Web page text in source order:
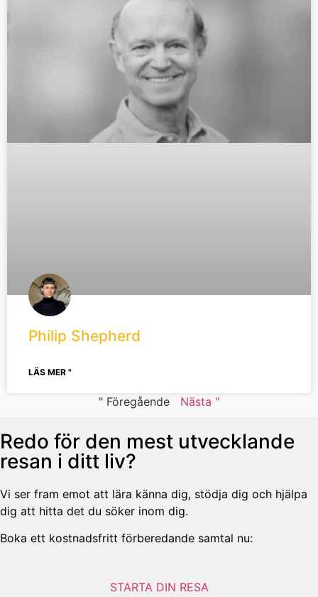
Philip Shepherd
LÄS MER "
" Föregående Nästa "
Redo för den mest utvecklande
resan i ditt liv?
Vi ser fram emot att lära känna dig, stödja dig och hjälpa
dig att hitta det du söker inom dig.
Boka ett kostnadsfritt förberedande samtal nu:
STARTA DIN RESA